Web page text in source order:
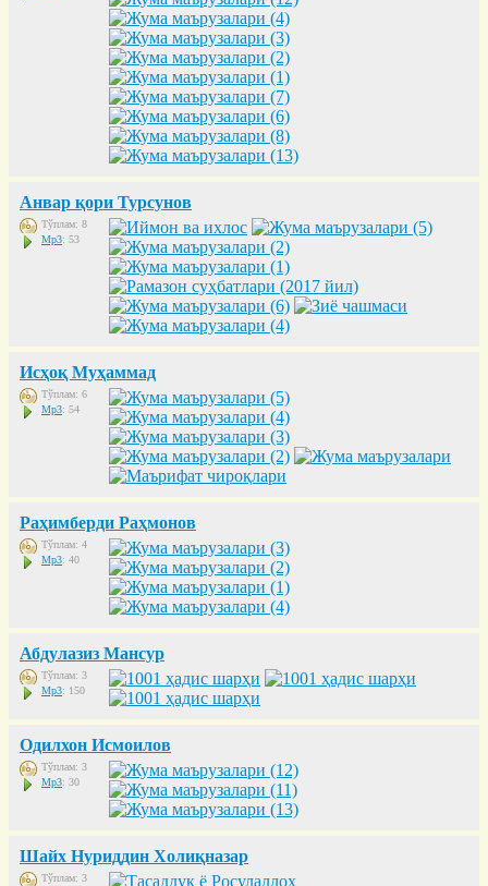
Анвар қори Турсунов
Тўплам: 8
Mp3: 53
Исҳоқ Муҳаммад
Тўплам: 6
Mp3: 54
Раҳимберди Раҳмонов
Тўплам: 4
Mp3: 40
Абдулазиз Мансур
Тўплам: 3
Mp3: 150
Одилхон Исмоилов
Тўплам: 3
Mp3: 30
Шайх Нуриддин Холиқназар
Тўплам: 3